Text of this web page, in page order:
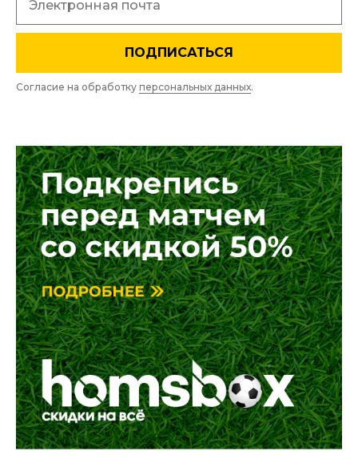
ПОДПИСАТЬСЯ
Согласие на обработку персональных данных.